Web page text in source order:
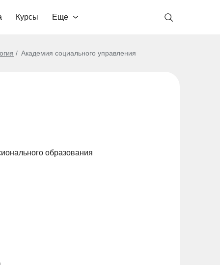
Курсы Еще
Академия социального управления
образования